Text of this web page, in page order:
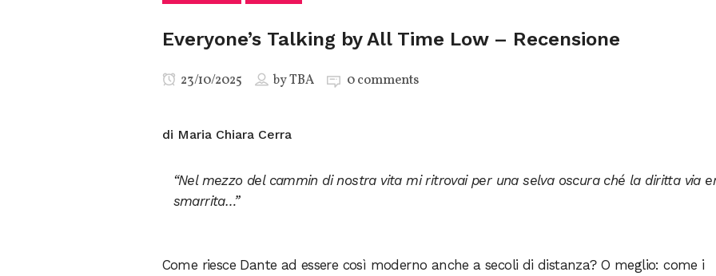
Everyone’s Talking by All Time Low – Recensione
23/10/2025 byTBA 0 comments
di Maria Chiara Cerra
“Nel mezzo del cammin di nostra vita mi ritrovai per una selva oscura ché la diritta via
smarrita…”
Come riesce Dante ad essere così moderno anche a secoli di distanza? O meglio: come i